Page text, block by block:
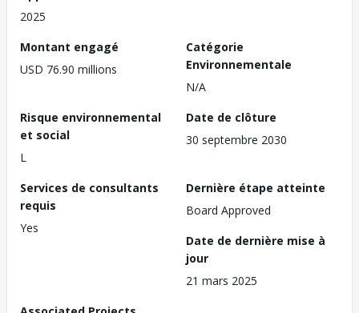
2025
Montant engagé
USD 76.90 millions
Catégorie
Environnementale
N/A
Risque environnemental
et social
L
Date de clôture
30 septembre 2030
Services de consultants
requis
Yes
Dernière étape atteinte
Board Approved
Date de dernière mise à
jour
21 mars 2025